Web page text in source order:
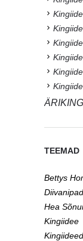
TEEMAD
Bettys
Hea
Kingiidee